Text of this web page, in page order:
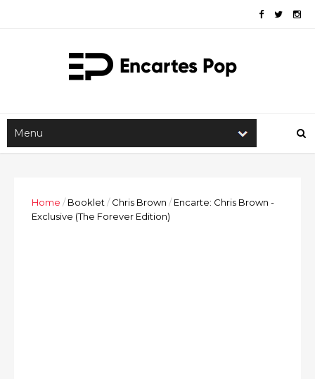
Home / Booklet / Chris Brown / Encarte: Chris Brown -
Exclusive (The Forever Edition)